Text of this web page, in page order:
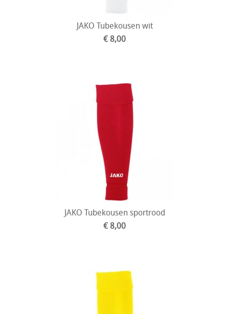
JAKO Tubekousen wit
€ 8,00
JAKO Tubekousen sportrood
€ 8,00